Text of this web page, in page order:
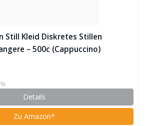
Still Kleid Diskretes Stillen
– 500c (Cappuccino)
Details
Zu Amazon*